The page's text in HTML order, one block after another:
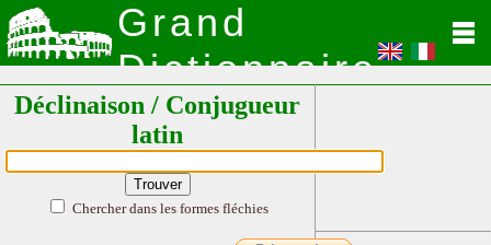
Grand
Dictionnaire
Latin
Déclinaison / Conjugueur
latin
Chercher dans les formes fléchies